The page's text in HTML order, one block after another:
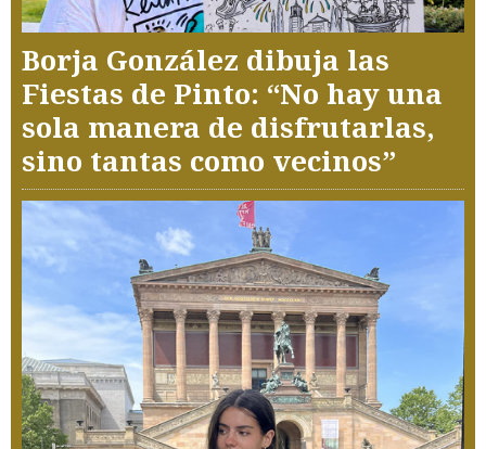
Borja González dibuja las
Fiestas de Pinto: “No hay una
sola manera de disfrutarlas,
sino tantas como vecinos”